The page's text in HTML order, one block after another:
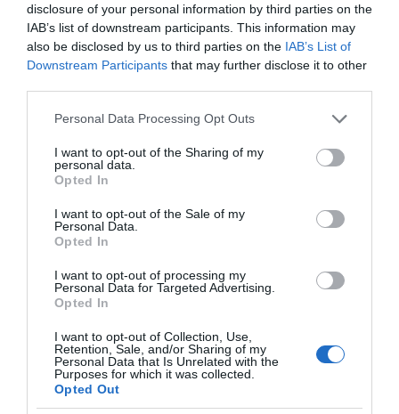
disclosure of your personal information by third parties on the
IAB’s list of downstream participants. This information may
also be disclosed by us to third parties on the IAB’s List of
Downstream Participants that may further disclose it to other
Please note that this website/app uses one or more Google
not limited to your visit or usage behaviour. You may click to
grant or deny consent to Google and its third-party tags to
use your data for below specified purposes in below Google
consent section.
Personal Data Processing Opt Outs
I want to opt-out of the Sharing of my
personal data.
Opted In
I want to opt-out of the Sale of my
Personal Data.
Opted In
I want to opt-out of processing my
Personal Data for Targeted Advertising.
Opted In
I want to opt-out of Collection, Use,
Retention, Sale, and/or Sharing of my
Personal Data that Is Unrelated with the
Purposes for which it was collected.
Opted Out
Ο καιρός των
επομένων ημερών:
Κανονικός Αύγουστος
με δυνατούς βοριάδες
και σταδιακή άνοδο
Κοινοποιήστε:
LinkedIn
Tags:featslider,homeslider,to-thema
ΕΚΛΟΓΙΚΟΣ ΝΟΜΟΣ